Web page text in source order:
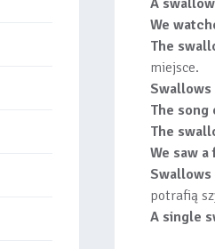
A
We
The
miejsce.
The song
The
We saw
potrafią
A single